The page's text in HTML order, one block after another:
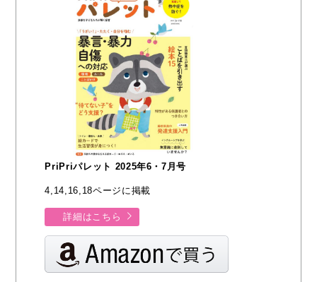
PriPriパレット 2025年6・7月号
4,14,16,18ページに掲載
詳細はこちら